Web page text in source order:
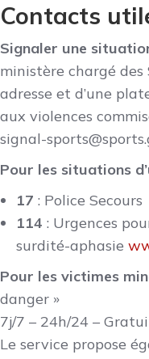
Contacts
Signaler une
ministère chargé des
adresse et d’une
aux violences
signal-
Pour les situations
17 : Police Secours
114 : Urgences
surdité-aphasie
Pour les victimes
danger »
7j/7 – 24h/24 –
Le service propose